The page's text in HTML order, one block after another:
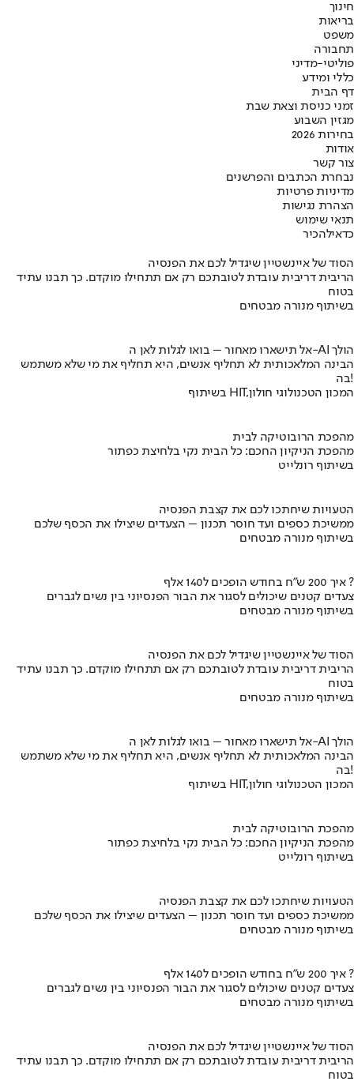
חינוך
בריאות
משפט
תחבורה
פוליטי-מדיני
כללי ומידע
דף הבית
זמני כניסת וצאת שבת
מגזין השבוע
בחירות 2026
אודות
צור קשר
נבחרת הכתבים והפרשנים
מדיניות פרטיות
הצהרת נגישות
תנאי שימוש
כדאילהכיר
הסוד של איינשטיין שיגדיל לכם את הפנסיה
הריבית דריבית עובדת לטובתכם רק אם תתחילו מוקדם. כך תבנו עתיד
בטוח
בשיתוף מנורה מבטחים
אל תישארו מאחור – בואו לגלות לאן ה-AI הולך
הבינה המלאכותית לא תחליף אנשים, היא תחליף את מי שלא משתמש
בה!
בשיתוף HIT,המכון הטכנולוגי חולון
מהפכת הרובוטיקה לבית
מהפכת הניקיון החכם: כל הבית נקי בלחיצת כפתור
בשיתוף רונלייט
הטעויות שיחתכו לכם את קצבת הפנסיה
ממשיכת כספים ועד חוסר תכנון – הצעדים שיצילו את הכסף שלכם
בשיתוף מנורה מבטחים
איך 200 ש"ח בחודש הופכים ל140 אלף ?
צעדים קטנים שיכולים לסגור את הבור הפנסיוני בין נשים לגברים
בשיתוף מנורה מבטחים
הסוד של איינשטיין שיגדיל לכם את הפנסיה
הריבית דריבית עובדת לטובתכם רק אם תתחילו מוקדם. כך תבנו עתיד
בטוח
בשיתוף מנורה מבטחים
אל תישארו מאחור – בואו לגלות לאן ה-AI הולך
הבינה המלאכותית לא תחליף אנשים, היא תחליף את מי שלא משתמש
בה!
בשיתוף HIT,המכון הטכנולוגי חולון
מהפכת הרובוטיקה לבית
מהפכת הניקיון החכם: כל הבית נקי בלחיצת כפתור
בשיתוף רונלייט
הטעויות שיחתכו לכם את קצבת הפנסיה
ממשיכת כספים ועד חוסר תכנון – הצעדים שיצילו את הכסף שלכם
בשיתוף מנורה מבטחים
איך 200 ש"ח בחודש הופכים ל140 אלף ?
צעדים קטנים שיכולים לסגור את הבור הפנסיוני בין נשים לגברים
בשיתוף מנורה מבטחים
הסוד של איינשטיין שיגדיל לכם את הפנסיה
הריבית דריבית עובדת לטובתכם רק אם תתחילו מוקדם. כך תבנו עתיד
בטוח